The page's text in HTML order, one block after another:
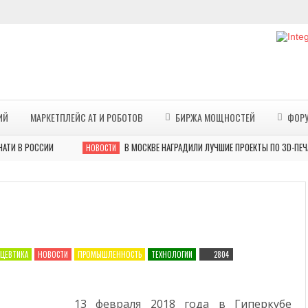
МАРКЕТПЛЕЙС АТ И РОБОТОВ БИРЖА МОЩНОСТЕЙ
В МОСКВЕ НАГРАДИЛИ ЛУЧШИЕ ПРОЕКТЫ ПО 3D-ПЕЧАТИ В
НОВОСТИ ПРОМЫШЛЕННОСТЬ ТЕХНОЛОГИИ 2804
13 февраля 2018 года в Гиперкубе